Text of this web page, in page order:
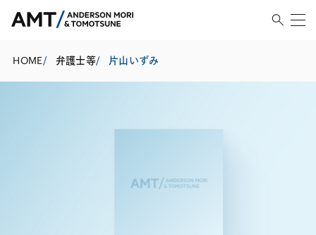
HOME/ 弁護士等/ 片山いずみ